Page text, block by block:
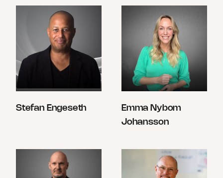
Stefan Engeseth
Emma Nybom
Johansson